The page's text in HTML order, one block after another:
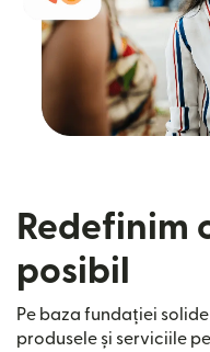
Redefinim
posibil
Pe baza fundației
produsele și serviciile